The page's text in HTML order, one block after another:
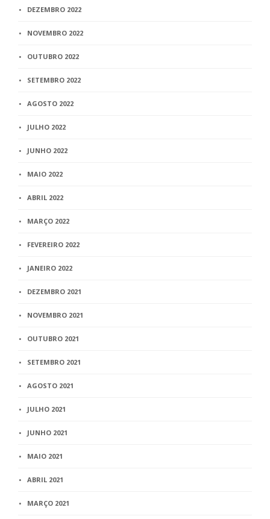
DEZEMBRO 2022
NOVEMBRO 2022
OUTUBRO 2022
SETEMBRO 2022
AGOSTO 2022
JULHO 2022
JUNHO 2022
MAIO 2022
ABRIL 2022
MARÇO 2022
FEVEREIRO 2022
JANEIRO 2022
DEZEMBRO 2021
NOVEMBRO 2021
OUTUBRO 2021
SETEMBRO 2021
AGOSTO 2021
JULHO 2021
JUNHO 2021
MAIO 2021
ABRIL 2021
MARÇO 2021